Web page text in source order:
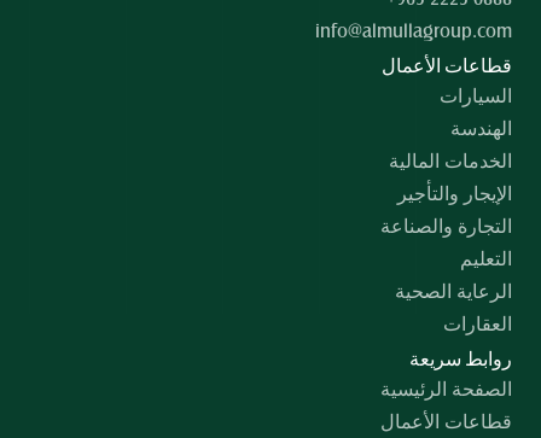
info@almullagroup.com
قطاعات الأعمال
السيارات
الهندسة
الخدمات المالية
الإيجار والتأجير
التجارة والصناعة
التعليم
الرعاية الصحية
العقارات
روابط سريعة
الصفحة الرئيسية
قطاعات الأعمال